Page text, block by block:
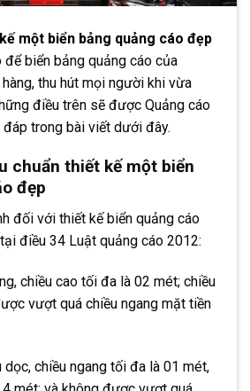
một biển bảng quảng cáo đẹp
để biển bảng quảng cáo của
thu hút mọi người khi vừa
điều trên sẽ được Quảng cáo
trong bài viết dưới đây.
chuẩn thiết kế một biển
đẹp
đối với thiết kế biển quảng cáo
điều 34 Luật quảng cáo 2012:
chiều cao tối đa là 02 mét; chiều
vượt quá chiều ngang mặt tiền
chiều ngang tối đa là 01 mét,